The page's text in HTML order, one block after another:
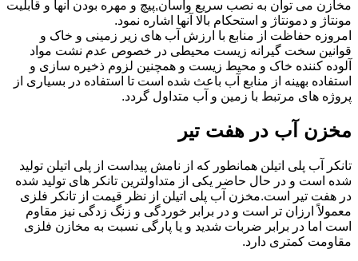
مخازن می توان به نصب سریع وآسان,پیچ و مهره بودن آنها و قابلیت
مونتاژ و دمونتاژ و استحکام بالا آنها اشاره نمود.
امروزه حفاظت از منابع با ارزش آب های زیر زمینی و خاک و
قوانین سخت گیرانه زیست محیطی در خصوص عدم نشت مواد
آلوده کننده خاک و محیط زیست و همچنین لزوم ذخیره سازی و
استفاده بهینه از منابع آب باعث شده است تا استفاده در بسیاری از
پروژه های مرتبط با زمین و آب متداول گردد.
مخزن آب در هفت تیر
تانکر آب پلی اتیلن همانطور که از نامش پیداست از پلی اتیلن تولید
شده است و در حال حاضر یکی از متداولترین تانکر های تولید شده
در هفت تیر است.مخزن آب پلی اتیلن از نظر قیمت از تانکر فلزی
معمولاً ارزان تر است و در برابر خوردگی و زنگ زدگی نیز مقاوم
است اما در برابر ضربات شدید و یا پارگی نسبت به مخازن فلزی
مقاومت کمتری دارد.